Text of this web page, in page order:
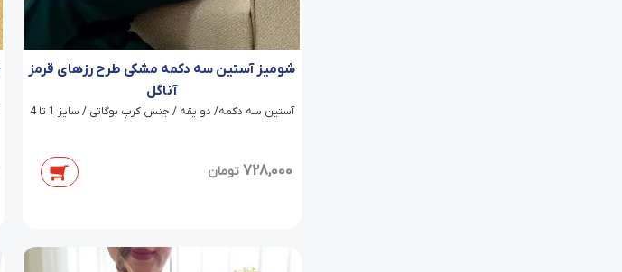
شومیز آستین سه دکمه مشکی طرح رزهای قرمز
آناگل
آستین سه دکمه/ دو یقه / جنس کرپ بوگاتی / سایز 1 تا 4
728,000 تومان